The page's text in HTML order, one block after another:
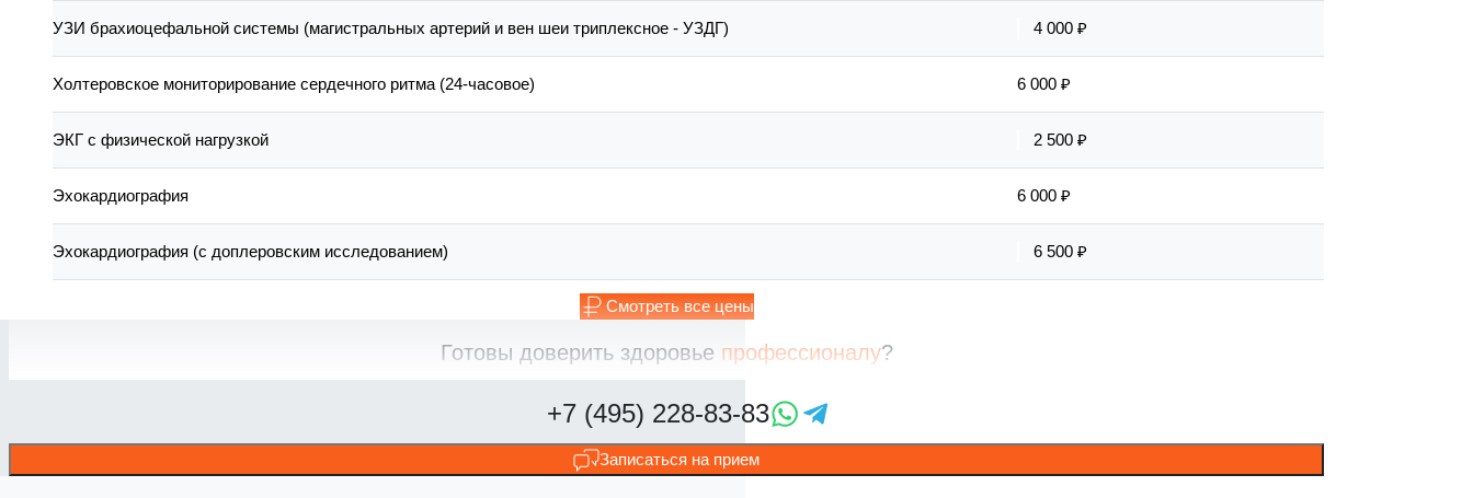
УЗИ брахиоцефальной системы (магистральных артерий и вен шеи триплексное - УЗДГ) 4 000 ₽
Холтеровское мониторирование сердечного ритма (24-часовое) 6 000 ₽
ЭКГ с физической нагрузкой 2 500 ₽
Эхокардиография 6 000 ₽
Эхокардиография (с доплеровским исследованием) 6 500 ₽
Смотреть все цены
Готовы доверить здоровье профессионалу?
Записаться на прием